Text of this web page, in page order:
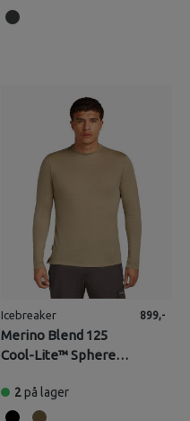
Icebreaker
Merino Blend 125
Cool-Lite™ Sphere
899,-
2på lager